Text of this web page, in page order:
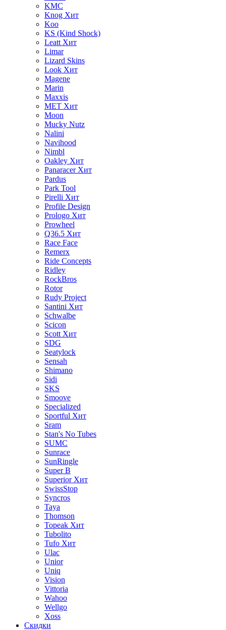
KMC
Knog Хит
Koo
KS (Kind Shock)
Leatt Хит
Limar
Lizard Skins
Look Хит
Magene
Marin
Maxxis
MET Хит
Moon
Mucky Nutz
Nalini
Navihood
Nimbl
Oakley Хит
Panaracer Хит
Pardus
Park Tool
Pirelli Хит
Profile Design
Prologo Хит
Prowheel
Q36.5 Хит
Race Face
Remerx
Ride Concepts
Ridley
RockBros
Rotor
Rudy Project
Santini Хит
Schwalbe
Scicon
Scott Хит
SDG
Seatylock
Sensah
Shimano
Sidi
SKS
Smoove
Specialized
Sportful Хит
Sram
Stan's No Tubes
SUMC
Sunrace
SunRingle
Super B
Superior Хит
SwissStop
Syncros
Taya
Thomson
Topeak Хит
Tubolito
Tufo Хит
Ulac
Unior
Uniq
Vision
Vittoria
Wahoo
Wellgo
Xoss
Скидки